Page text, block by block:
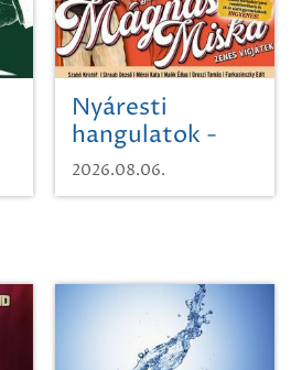
Nyáresti
hangulatok -
Mágnás Miska
2026.08.06.